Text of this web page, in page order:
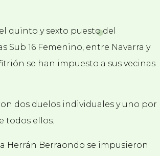
quinto y sexto puesto del
Sub 16 Femenino, entre Navarra y
se han impuesto a sus vecinas
dos duelos individuales y uno por
todos ellos.
Herrán Berraondo se impusieron